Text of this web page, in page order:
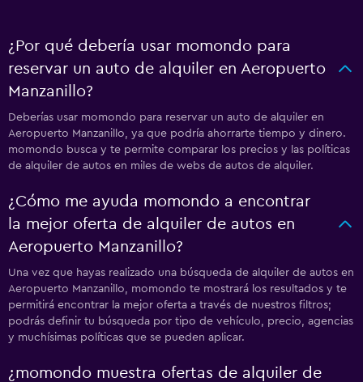
¿Por qué debería usar momondo para
reservar un auto de alquiler en Aeropuerto
Manzanillo?
Deberías usar momondo para reservar un auto de alquiler en
Aeropuerto Manzanillo, ya que podría ahorrarte tiempo y dinero.
momondo busca y te permite comparar los precios y las políticas
de alquiler de autos en miles de webs de autos de alquiler.
¿Cómo me ayuda momondo a encontrar
la mejor oferta de alquiler de autos en
Aeropuerto Manzanillo?
Una vez que hayas realizado una búsqueda de alquiler de autos en
Aeropuerto Manzanillo, momondo te mostrará los resultados y te
permitirá encontrar la mejor oferta a través de nuestros filtros;
podrás definir tu búsqueda por tipo de vehículo, precio, agencias
y muchísimas políticas que se pueden aplicar.
¿momondo muestra ofertas de alquiler de